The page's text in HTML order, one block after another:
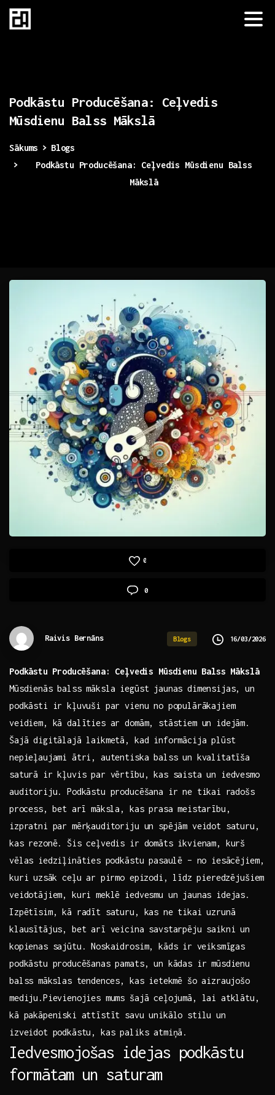
Podkāstu Producēšana:
Ceļvedis
Mūsdienu Balss Mākslā
Sākums
Blogs
Podkāstu Producēšana: Ceļvedis Mūsdienu Balss
Mākslā
0
0
Raivis Bernāns Blogs 16/03/2026
Podkāstu ⁢Producēšana: ‍Ceļvedis Mūsdienu Balss Mākslā
Mūsdienās balss māksla iegūst jaunas dimensijas, un
podkāsti ir kļuvuši par vienu no populārākajiem
veidiem, kā dalīties ar domām,​ stāstiem un idejām.
Šajā digitālajā laikmetā, kad informācija plūst
nepieļaujami ātri, autentiska balss un kvalitatīša
saturā ir kļuvis par vērtību, kas saista un iedvesmo
auditoriju. Podkāstu producēšana ir ne tikai⁣ radošs
⁢process, bet arī māksla, kas prasa meistarību,
izpratni par mērķauditoriju un spējām veidot saturu,
kas rezonē. Šis ceļvedis ir domāts ikvienam, kurš
vēlas iedziļināties⁣ podkāstu pasaulē – no iesācējiem,
kuri⁣ uzsāk‍ ceļu ar pirmo epizodi, līdz ⁣pieredzējušiem
veidotājiem, kuri meklē iedvesmu un jaunas idejas.
Izpētīsim, kā radīt saturu, kas ne tikai uzrunā
klausītājus, bet arī veicina savstarpēju saikni un
kopienas sajūtu. Noskaidrosim, kāds ir ⁤veiksmīgas​
podkāstu producēšanas pamats, un kādas ir mūsdienu
balss ⁣mākslas tendences, kas ietekmē šo aizraujošo
mediju.Pievienojies mums šajā ceļojumā, lai atklātu,
kā pakāpeniski attīstīt savu unikālo stilu un
izveidot podkāstu, kas paliks atmiņā.
Iedvesmojošas idejas podkāstu
formātam un saturam